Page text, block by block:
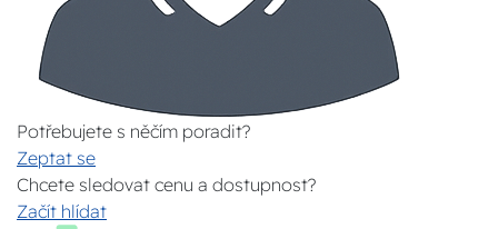
Potřebujete s něčím poradit?
Zeptat se
Chcete sledovat cenu a dostupnost?
Začít hlídat